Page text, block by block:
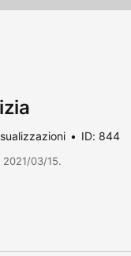
ID: 844
03/15.